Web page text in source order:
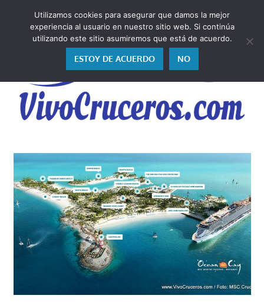
contenido
cruceros
y,
como
los
los
Utilizamos cookies para asegurar que damos la mejor
experiencia al usuario en nuestro sitio web. Si continúa
utilizando este sitio asumiremos que está de acuerdo.
ESTOY DE ACUERDO NO